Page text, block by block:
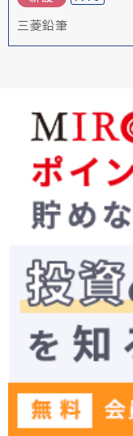
三菱鉛筆